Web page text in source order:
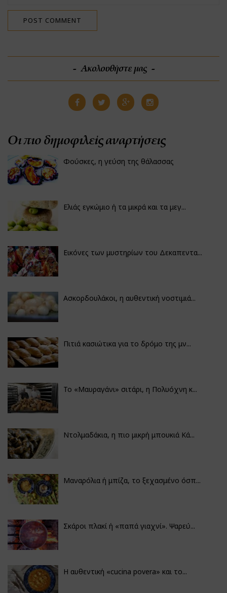
Ακολουθήστε μας
Οι πιο δημοφιλείς αναρτήσεις
Φούσκες, η γεύση της θάλασσας
Ελιάς εγκώμιο ή τα μικρά και τα μεγ...
Εικόνες των μυστηρίων του Δεκαπεντα...
Ασκορδουλάκοι, η αυθεντική νοστιμιά...
Πιτιά κασιώτικα για το δρόμο της μν...
Το «Μαυραγάνι» σιτάρι, η Πολυόχνη κ...
Ντολμαδάκια, η πιο μικρή μπουκιά Κά...
Μαναρόλια ή μπίζα, το ξεχασμένο όσπ...
Σκάροι πλακί ή «παπά γιαχνί». Ψαρεύ...
Η αυθεντική «cucina povera» και το...